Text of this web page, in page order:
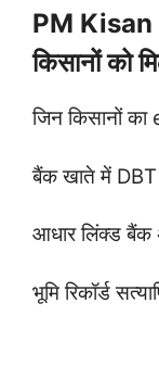
PM Kisan
किसानों को
जिन किसानों का
बैंक खाते में
आधार लिंक्ड
भूमि रिकॉर्ड